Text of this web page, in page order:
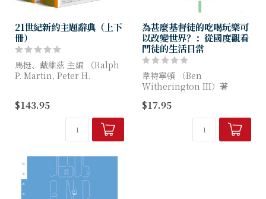
21世紀新約主題辭典（上下
冊）
馬挺、戴維茲 主編 （Ralph
P. Martin, Peter H.
新約主題辭典四部曲中，絕不
可錯過的一部經典！發現新約
$143.95
為甚麼基督徒的吃喝玩樂可
以改變世界？：從國度觀看
門徒的生活日常
韋特寧頓 （Ben
Witherington III）著
本書作者發現，只有極少人對
信徒的生活日常作過嚴謹的神
學和倫理反思，而對於基督徒
日常活動彼此之間的...
$17.95